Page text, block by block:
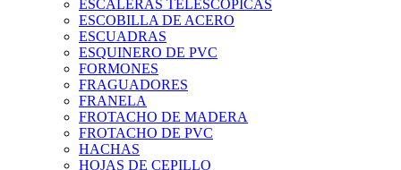
ESCALERAS TELESCOPICAS
ESCOBILLA DE ACERO
ESCUADRAS
ESQUINERO DE PVC
FORMONES
FRAGUADORES
FRANELA
FROTACHO DE MADERA
FROTACHO DE PVC
HACHAS
HOJAS DE CEPILLO